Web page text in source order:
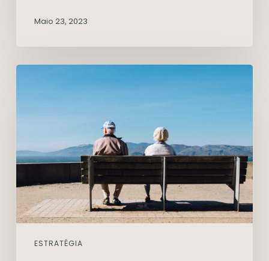
Maio 23, 2023
ESTRATÉGIA